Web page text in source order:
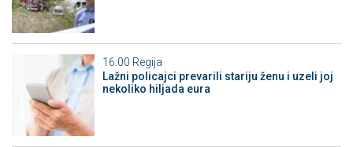
16:00 Regija
Lažni policajci prevarili stariju ženu i uzeli joj
nekoliko hiljada eura